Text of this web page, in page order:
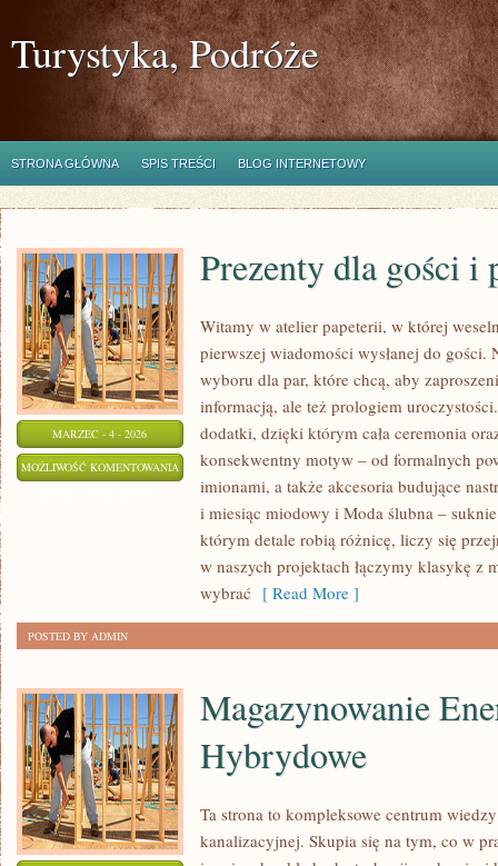
Turystyka, Podróże
STRONA GŁÓWNA SPIS TREŚCI BLOG INTERNETOWY
MARZEC - 4 - 2026
MOŻLIWOŚĆ KOMENTOWANIA PREZENTY
GOŚCI
PODZIĘKOWANIA
Prezenty dla gości i
Witamy w atelier papeterii, w której
pierwszej wiadomości wysłanej do gości.
wyboru dla par, które chcą, aby
informacją, ale też prologiem
dodatki, dzięki którym cała ceremonia
konsekwentny motyw – od formalnych
imionami, a także akcesoria budujące
i miesiąc miodowy i Moda ślubna –
którym detale robią różnicę, liczy się
w naszych projektach łączymy klasykę z
wybrać [ Read More ]
POSTED BY ADMIN
Magazynowanie
Hybrydowe
Ta strona to kompleksowe centrum
kanalizacyjnej. Skupia się na tym, co w